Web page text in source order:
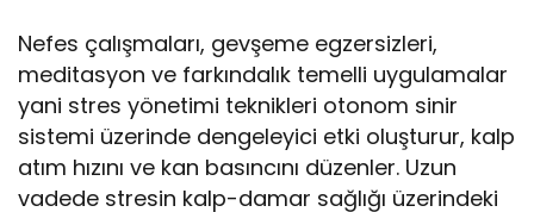
Nefes çalışmaları, gevşeme egzersizleri,
meditasyon ve farkındalık temelli uygulamalar
yani stres yönetimi teknikleri otonom sinir
sistemi üzerinde dengeleyici etki oluşturur, kalp
atım hızını ve kan basıncını düzenler. Uzun
vadede stresin kalp-damar sağlığı üzerindeki